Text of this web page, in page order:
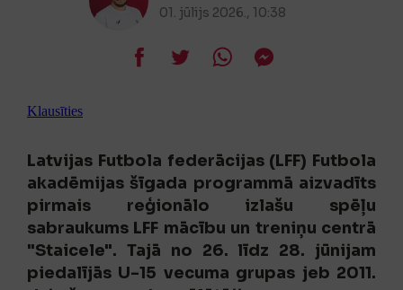
01. jūlijs 2026., 10:38
Klausīties
Latvijas Futbola federācijas (LFF) Futbola
akadēmijas šīgada programmā aizvadīts
pirmais reģionālo izlašu spēļu
sabraukums LFF mācību un treniņu centrā
"Staicele". Tajā no 26. līdz 28. jūnijam
piedalījās U-15 vecuma grupas jeb 2011.